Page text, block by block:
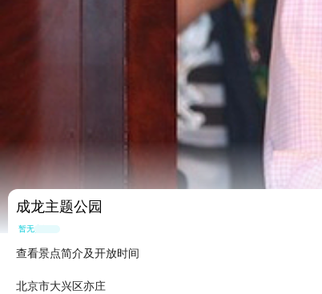
成龙主题公园
暂无点评
查看景点简介及开放时间
北京市大兴区亦庄